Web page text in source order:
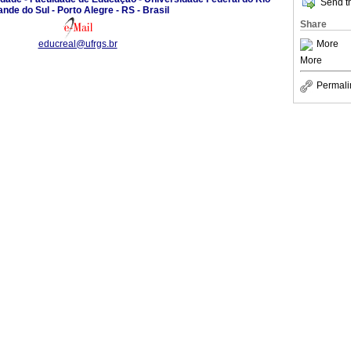
Share
More
More
do Sul - Porto Alegre - RS - Brasil
educreal@ufrgs.br